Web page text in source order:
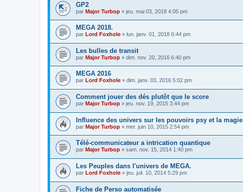
GP2
par Major Turbop » jeu. mai 03, 2018 4:05 pm
MEGA 2018.
par Lord Foxhole » lun. janv. 01, 2018 6:44 pm
Les bulles de transit
par Major Turbop » dim. nov. 20, 2016 6:40 pm
MEGA 2016
par Lord Foxhole » dim. janv. 03, 2016 5:02 pm
Comment jouer des dés plutôt que le score
par Major Turbop » jeu. nov. 19, 2015 3:44 pm
Influence des univers sur les pouvoirs psy et la magie
par Major Turbop » mer. juin 10, 2015 2:54 pm
Télé-communicateur a intrication quantique
par Major Turbop » sam. nov. 15, 2014 1:40 pm
Les Peuples dans l'univers de MEGA.
par Lord Foxhole » jeu. juil. 10, 2014 5:29 pm
Fiche de Perso automatisée